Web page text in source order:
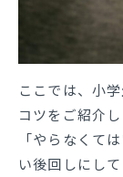
ここでは、小
コツをご紹介
「やらなくて
い後回しにし